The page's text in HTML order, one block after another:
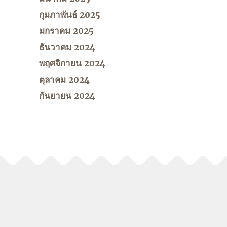
กุมภาพันธ์ 2025
มกราคม 2025
ธันวาคม 2024
พฤศจิกายน 2024
ตุลาคม 2024
กันยายน 2024